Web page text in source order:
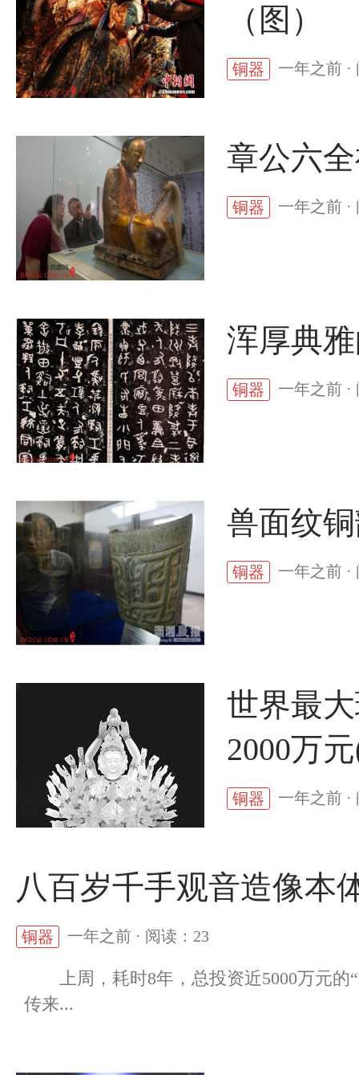
（图）
铜器 一年之前 ·
章公六
铜器 一年之前 ·
浑厚典
铜器 一年之前 ·
兽面纹
铜器 一年之前 ·
世界最
2000万
铜器 一年之前 ·
八百岁千手观音造像本
铜器 一年之前 · 阅读：23
上周，耗时8年，总投资近5000万元的
传来...